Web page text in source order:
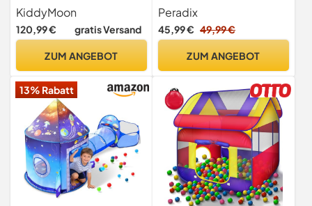
x 30 cm Keine Bälle
Weiches und Sicheres
Spielzeug Ballgrube
Waschbar
KiddyMoon
120,99 € gratis Versand
ZUM ANGEBOT
mit UV Schutz Bällepool,
Baby Zelt Strandzelt mit
Moskitonetz,Tragbare
Sonnenschutz Sommer für
Peradix
45,99 € 49,99 €
ZUM ANGEBOT
13% Rabatt